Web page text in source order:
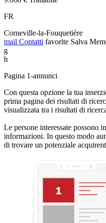
FR
Corneville-la-Fouquetière
mail Contatti favorite Salva
g
h
Pagina 1-annunci
Con questa opzione la tua
prima pagina dei risultati di
visualizzata tra i risultati di
Le persone interessate possono
informazioni. In questo modo
di trovare un potenziale